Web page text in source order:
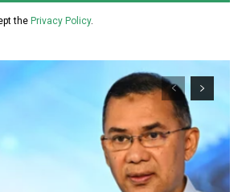
the Privacy Policy.